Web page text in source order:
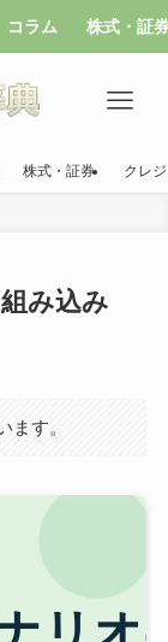
コラム 株式・証
株式・証券 クレ
み込み
ます。